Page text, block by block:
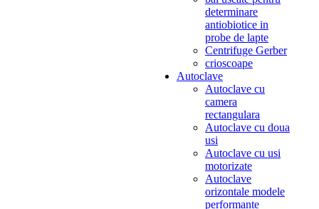
determinare
antiobiotice in
probe de lapte
Centrifuge Gerber
crioscoape
Autoclave
Autoclave cu
camera
rectangulara
Autoclave cu doua
usi
Autoclave cu usi
motorizate
Autoclave
orizontale modele
performante